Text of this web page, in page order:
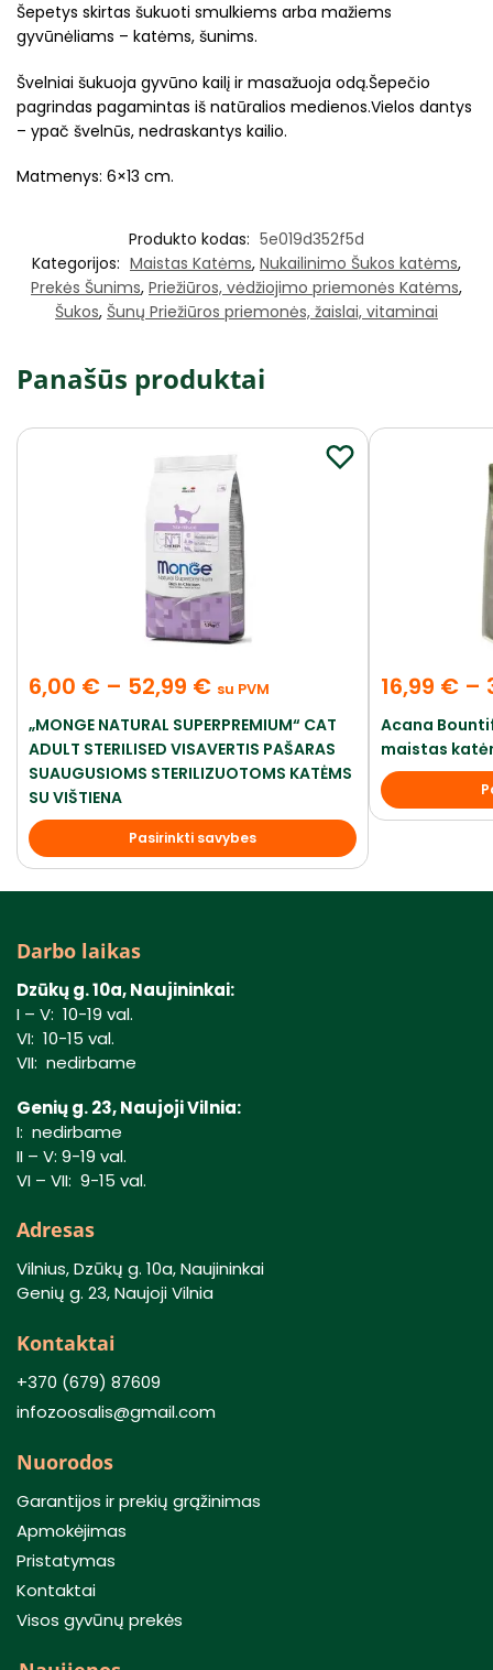
Šepetys skirtas šukuoti smulkiems arba mažiems
gyvūnėliams – katėms, šunims.
Švelniai šukuoja gyvūno kailį ir masažuoja odą.Šepečio
pagrindas pagamintas iš natūralios medienos.Vielos dantys
– ypač švelnūs, nedraskantys kailio.
Matmenys: 6×13 cm.
Produkto kodas: 5e019d352f5d
Kategorijos: Maistas Katėms, Nukailinimo Šukos katėms,
Prekės Šunims, Priežiūros, vėdžiojimo priemonės Katėms,
Šukos, Šunų Priežiūros priemonės, žaislai, vitaminai
Panašūs produktai
6,00 € – 52,99 € su PVM
„MONGE NATURAL SUPERPREMIUM“ CAT
ADULT STERILISED VISAVERTIS PAŠARAS
SUAUGUSIOMS STERILIZUOTOMS KATĖMS
SU VIŠTIENA
Pasirinkti savybes
16,99 € –
Acana
maistas
Darbo laikas
Dzūkų g. 10a, Naujininkai:
I – V: 10-19 val.
VI: 10-15 val.
VII: nedirbame
Genių g. 23, Naujoji Vilnia:
I: nedirbame
II – V: 9-19 val.
VI – VII: 9-15 val.
Adresas
Vilnius, Dzūkų g. 10a, Naujininkai
Genių g. 23, Naujoji Vilnia
Kontaktai
+370 (679) 87609
infozoosalis@gmail.com
Nuorodos
Garantijos ir prekių grąžinimas
Apmokėjimas
Pristatymas
Kontaktai
Visos gyvūnų prekės